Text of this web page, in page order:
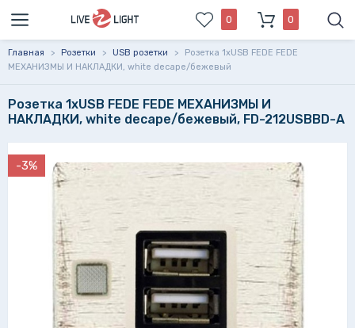
0 0
Главная > Розетки > USB розетки >
Розетка 1xUSB FEDE FEDE
МЕХАНИЗМЫ И НАКЛАДКИ, white decape/бежевый
Розетка 1xUSB FEDE FEDE МЕХАНИЗМЫ И
НАКЛАДКИ, white decape/бежевый, FD-212USBBD-A
-3%